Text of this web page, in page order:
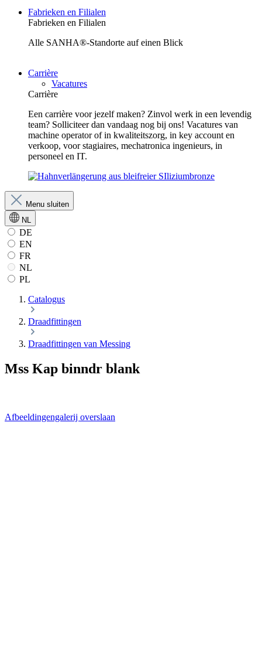
Fabrieken en Filialen
Fabrieken en Filialen
Alle SANHA®-Standorte auf einen Blick
Carrière
Vacatures
Carrière
Een carrière voor jezelf maken? Zinvol werk in een levendig
team? Solliciteer dan vandaag nog bij ons! Vacatures van
machine operator of in kwaliteitszorg, in key account en
verkoop, voor stagiaires, mechatronica ingenieurs, in
personeel en IT.
Menu sluiten
NL
DE
EN
FR
NL
PL
Catalogus
Draadfittingen
Draadfittingen van Messing
Mss Kap binndr blank
Afbeeldingengalerij overslaan